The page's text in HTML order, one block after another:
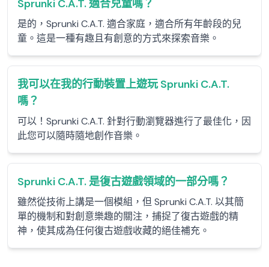
Sprunki C.A.T. 適合兒童嗎？
是的，Sprunki C.A.T. 適合家庭，適合所有年齡段的兒
童。這是一種有趣且有創意的方式來探索音樂。
我可以在我的行動裝置上遊玩 Sprunki C.A.T.
嗎？
可以！Sprunki C.A.T. 針對行動瀏覽器進行了最佳化，因
此您可以隨時隨地創作音樂。
Sprunki C.A.T. 是復古遊戲領域的一部分嗎？
雖然從技術上講是一個模組，但 Sprunki C.A.T. 以其簡
單的機制和對創意樂趣的關注，捕捉了復古遊戲的精
神，使其成為任何復古遊戲收藏的絕佳補充。